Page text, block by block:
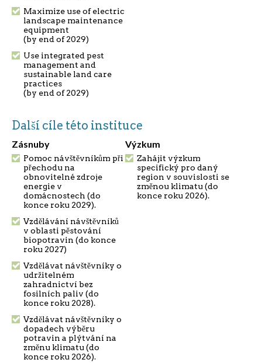
Maximize use of electric
landscape maintenance
equipment
(by end of 2029)
Use integrated pest
management and
sustainable land care
practices
(by end of 2029)
Další cíle této instituce
Zásnuby
Pomoc návštěvníkům při
přechodu na
obnovitelné zdroje
energie v
domácnostech (do
konce roku 2029).
Vzdělávání návštěvníků
v oblasti pěstování
biopotravin (do konce
roku 2027)
Vzdělávat návštěvníky o
udržitelném
zahradnictví bez
fosilních paliv (do
konce roku 2028).
Vzdělávat návštěvníky o
dopadech výběru
potravin a plýtvání na
změnu klimatu (do
konce roku 2026).
Výzkum
Zahájit výzkum
specifický pro daný
region v souvislosti se
změnou klimatu (do
konce roku 2026).